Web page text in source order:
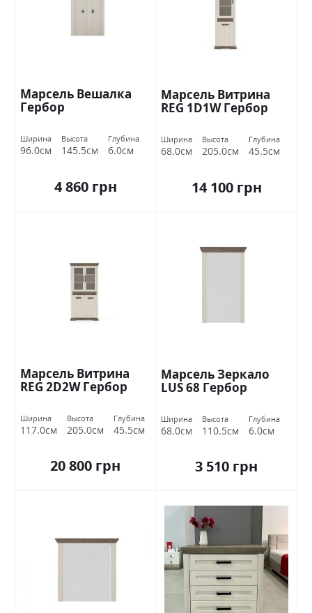
Марсель Вешалка
Гербор
Ширина
96.0см
Высота
145.5см
Глубина
6.0см
4 860 грн
Марсель Витрина
REG 1D1W Гербор
Ширина
68.0см
Высота
205.0см
Глубина
45.5см
14 100 грн
Марсель Витрина
REG 2D2W Гербор
Ширина
117.0см
Высота
205.0см
Глубина
45.5см
20 800 грн
Марсель Зеркало
LUS 68 Гербор
Ширина
68.0см
Высота
110.5см
Глубина
6.0см
3 510 грн